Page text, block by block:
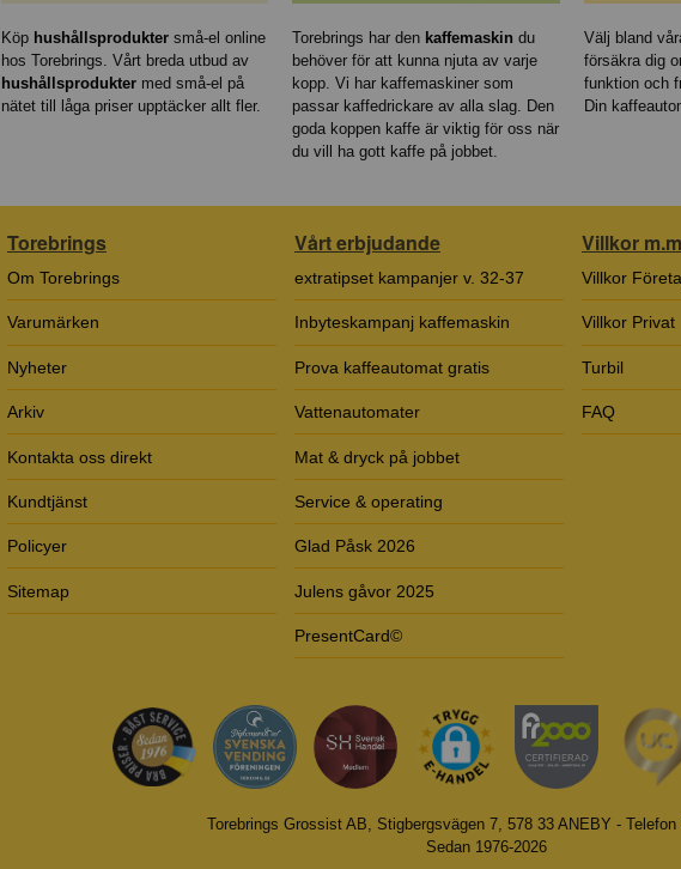
Köp hushållsprodukter små-el online
hos Torebrings. Vårt breda utbud av
hushållsprodukter med små-el på
nätet till låga priser upptäcker allt fler.
Torebrings har den kaffemaskin du
behöver för att kunna njuta av varje
kopp. Vi har kaffemaskiner som
passar kaffedrickare av alla slag. Den
goda koppen kaffe är viktig för oss när
du vill ha gott kaffe på jobbet.
Välj bland
försäkra dig
funktion och
Din
Torebrings
Om Torebrings
Varumärken
Nyheter
Arkiv
Kontakta oss direkt
Kundtjänst
Policyer
Sitemap
Vårt erbjudande
extratipset kampanjer v. 32-37
Inbyteskampanj kaffemaskin
Prova kaffeautomat gratis
Vattenautomater
Mat & dryck på jobbet
Service & operating
Glad Påsk 2026
Julens gåvor 2025
PresentCard©
Villkor
Villkor
Villkor Privat
Turbil
FAQ
Torebrings Grossist AB, Stigbergsvägen 7, 578 33 ANEBY - Telefon
Sedan 1976-2026